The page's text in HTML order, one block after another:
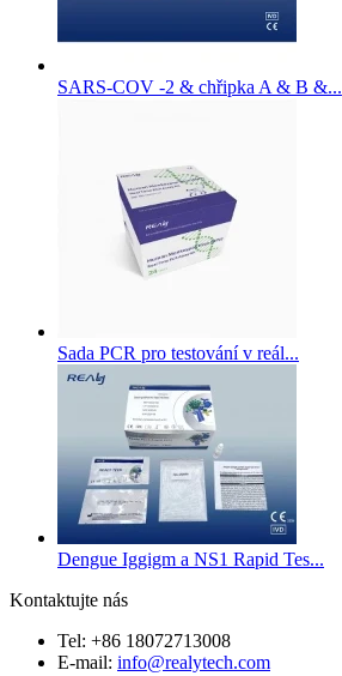
SARS-COV -2 & chřipka A & B &...
Sada PCR pro testování v reál...
Dengue Iggigm a NS1 Rapid Tes...
Kontaktujte nás
Tel: +86 18072713008
E-mail: info@realytech.com